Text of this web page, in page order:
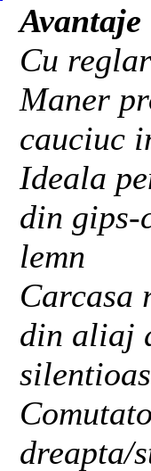
Cu
Maner
cauciuc
Ideala
din gips-
lemn
Carcasa
din aliaj
dreapta/